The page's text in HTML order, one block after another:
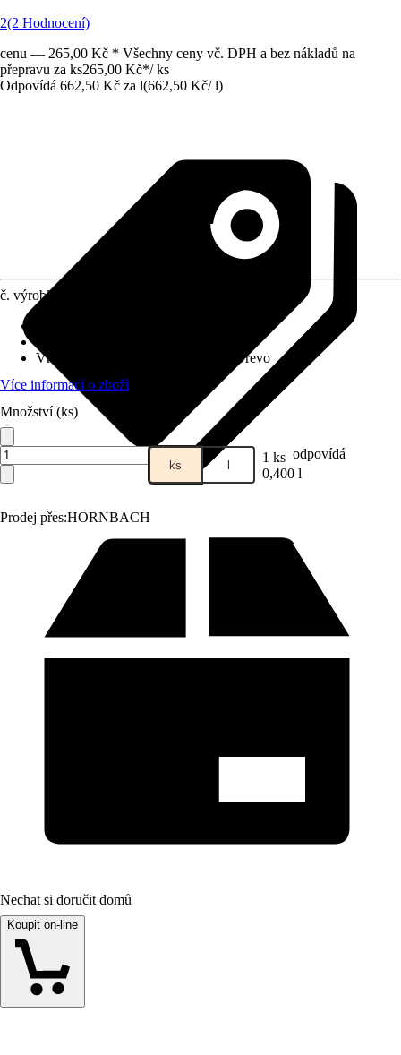
2(2 Hodnocení)
cenu — 265,00 Kč * Všechny ceny vč. DPH a bez nákladů na
přepravu za ks265,00 Kč*/ ks
Odpovídá 662,50 Kč za l(662,50 Kč/ l)
Prodej přes:HORNBACH
č. výrobku
Vhodné pro podklad
Kov, Hliník, Dřevo
Více informací o zboží
Množství (ks)
ks l 1 ks odpovídá
0,400 l
Nechat si doručit domů
Koupit on-line